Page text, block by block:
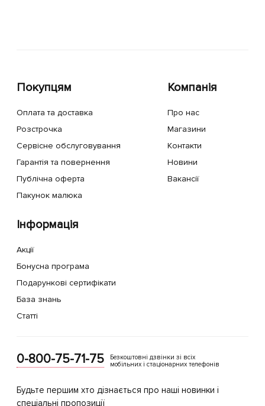
Покупцям
Оплата та доставка
Розстрочка
Сервісне обслуговування
Гарантія та повернення
Публічна оферта
Пакунок малюка
Компанія
Про нас
Магазини
Контакти
Новини
Вакансії
Інформація
Акції
Бонусна програма
Подарункові сертифікати
База знань
Статті
0-800-75-71-75
Безкоштовні дзвінки зі всіх
мобільних і стаціонарних телефонів
Будьте першим хто дізнається про наші новинки і
спеціальні пропозиції